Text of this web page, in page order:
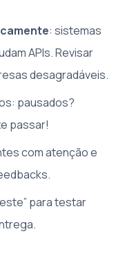
: sistemas
APIs. Revisar
desagradáveis.
pausados?
passar!
com atenção e
para testar